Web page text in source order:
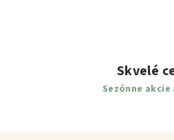
Skvelé
Sezónne akcie